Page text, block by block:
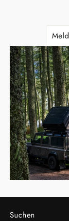
Suchen